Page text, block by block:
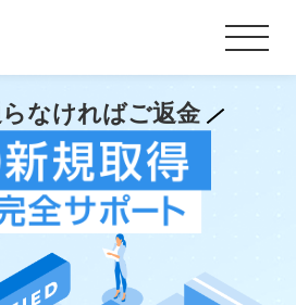
ービス内容
料金
お客様の声
会社概要
なければご返金